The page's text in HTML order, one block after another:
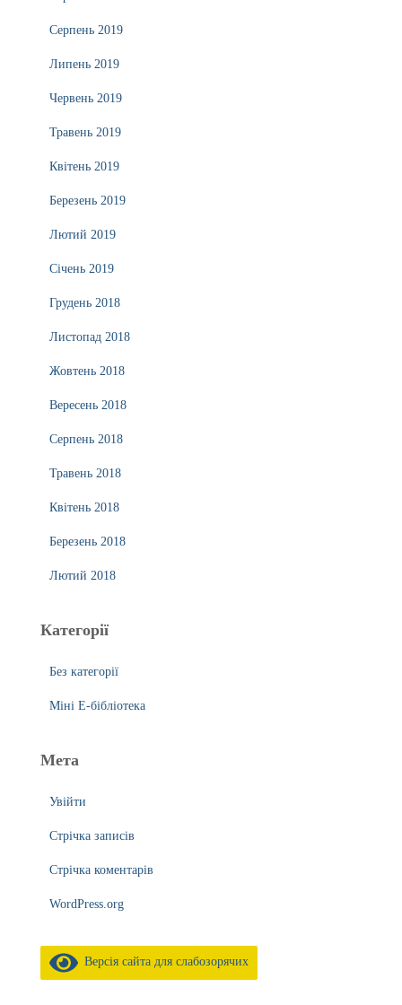
Серпень 2019
Липень 2019
Червень 2019
Травень 2019
Квітень 2019
Березень 2019
Лютий 2019
Січень 2019
Грудень 2018
Листопад 2018
Жовтень 2018
Вересень 2018
Серпень 2018
Травень 2018
Квітень 2018
Березень 2018
Лютий 2018
Категорії
Без категорії
Міні Е-бібліотека
Мета
Увійти
Стрічка записів
Стрічка коментарів
WordPress.org
Версія сайта для слабозорячих